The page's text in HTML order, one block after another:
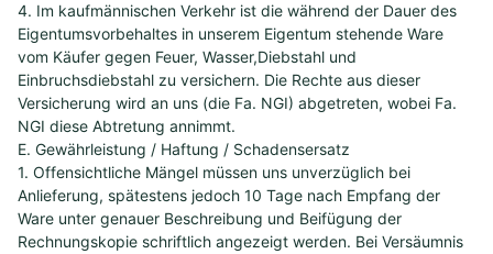
4. Im kaufmännischen Verkehr ist die während der Dauer des
Eigentumsvorbehaltes in unserem Eigentum stehende Ware
vom Käufer gegen Feuer, Wasser,Diebstahl und
Einbruchsdiebstahl zu versichern. Die Rechte aus dieser
Versicherung wird an uns (die Fa. NGI) abgetreten, wobei Fa.
NGI diese Abtretung annimmt.
E. Gewährleistung / Haftung / Schadensersatz
1. Offensichtliche Mängel müssen uns unverzüglich bei
Anlieferung, spätestens jedoch 10 Tage nach Empfang der
Ware unter genauer Beschreibung und Beifügung der
Rechnungskopie schriftlich angezeigt werden. Bei Versäumnis